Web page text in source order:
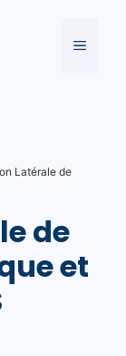
MENU
Latérale de
de
et